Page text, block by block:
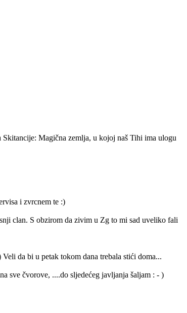
Skitancije: Magična zemlja, u kojoj naš Tihi ima ulogu
i zvrcnem te :)
clan. S obzirom da zivim u Zg to mi sad uveliko fali
da bi u petak tokom dana trebala stići doma...
sve čvorove, ....do sljedećeg javljanja šaljam : - )